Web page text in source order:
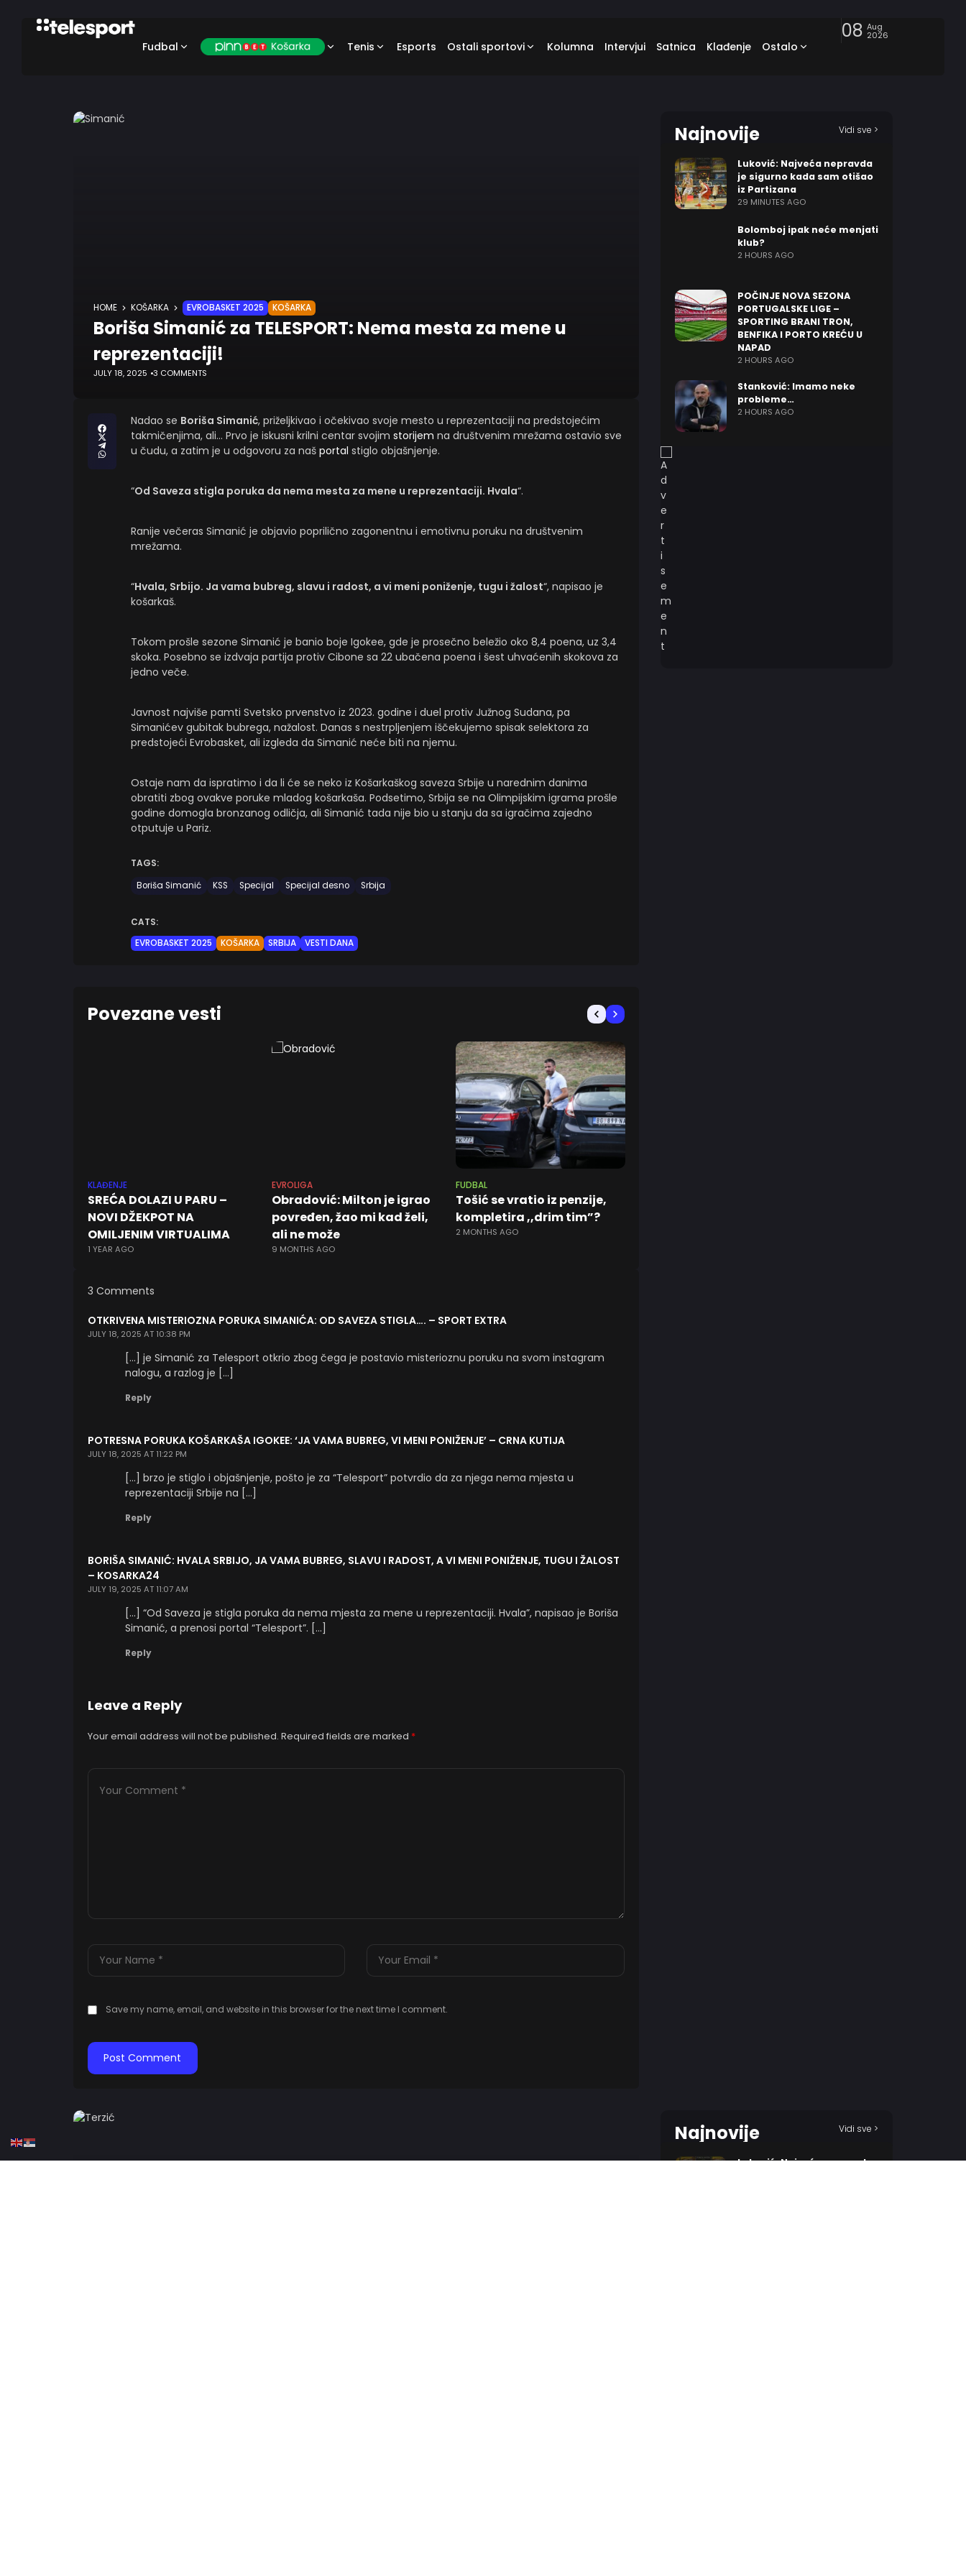
Fudbal Tenis Esports Ostali sportovi Kolumna Intervjui Satnica Klađenje Ostalo
08 Aug
2026
HOME KOŠARKA EVROBASKET 2025 KOŠARKA
Boriša Simanić za TELESPORT: Nema mesta za mene u
reprezentaciji!
JULY 18, 2025 3 COMMENTS
Nadao se Boriša Simanić, priželjkivao i očekivao svoje mesto u reprezentaciji na predstojećim
takmičenjima, ali… Prvo je iskusni krilni centar svojim storijem na društvenim mrežama ostavio sve
u čudu, a zatim je u odgovoru za naš portal stiglo objašnjenje.
“Od Saveza stigla poruka da nema mesta za mene u reprezentaciji. Hvala“.
Ranije večeras Simanić je objavio poprilično zagonentnu i emotivnu poruku na društvenim
mrežama.
“Hvala, Srbijo. Ja vama bubreg, slavu i radost, a vi meni poniženje, tugu i žalost“, napisao je
košarkaš.
Tokom prošle sezone Simanić je banio boje Igokee, gde je prosečno beležio oko 8,4 poena, uz 3,4
skoka. Posebno se izdvaja partija protiv Cibone sa 22 ubačena poena i šest uhvaćenih skokova za
jedno veče.
Javnost najviše pamti Svetsko prvenstvo iz 2023. godine i duel protiv Južnog Sudana, pa
Simanićev gubitak bubrega, nažalost. Danas s nestrpljenjem iščekujemo spisak selektora za
predstojeći Evrobasket, ali izgleda da Simanić neće biti na njemu.
Ostaje nam da ispratimo i da li će se neko iz Košarkaškog saveza Srbije u narednim danima
obratiti zbog ovakve poruke mladog košarkaša. Podsetimo, Srbija se na Olimpijskim igrama prošle
godine domogla bronzanog odličja, ali Simanić tada nije bio u stanju da sa igračima zajedno
otputuje u Pariz.
TAGS:
Boriša Simanić
KSS Specijal Specijal desno Srbija
CATS:
EVROBASKET 2025
KOŠARKA SRBIJA VESTI DANA
Povezane vesti
KLAĐENJE
SREĆA DOLAZI U PARU –
NOVI DŽEKPOT NA
OMILJENIM VIRTUALIMA
1 YEAR AGO
EVROLIGA
Obradović: Milton je igrao
povređen, žao mi kad želi,
ali ne može
9 MONTHS AGO
FUDBAL
Tošić se vratio iz penzije,
kompletira ,,drim tim”?
2 MONTHS AGO
3 Comments
OTKRIVENA MISTERIOZNA PORUKA SIMANIĆA: OD SAVEZA STIGLA…. – SPORT EXTRA
JULY 18, 2025 AT 10:38 PM
[…] je Simanić za Telesport otkrio zbog čega je postavio misterioznu poruku na svom instagram
nalogu, a razlog je […]
Reply
POTRESNA PORUKA KOŠARKAŠA IGOKEE: ‘JA VAMA BUBREG, VI MENI PONIŽENJE’ – CRNA KUTIJA
JULY 18, 2025 AT 11:22 PM
[…] brzo je stiglo i objašnjenje, pošto je za “Telesport” potvrdio da za njega nema mjesta u
reprezentaciji Srbije na […]
Reply
BORIŠA SIMANIĆ: HVALA SRBIJO, JA VAMA BUBREG, SLAVU I RADOST, A VI MENI PONIŽENJE, TUGU I ŽALOST
– KOSARKA24
JULY 19, 2025 AT 11:07 AM
[…] “Od Saveza je stigla poruka da nema mjesta za mene u reprezentaciji. Hvala”, napisao je Boriša
Simanić, a prenosi portal “Telesport”. […]
Reply
Leave a Reply
Your email address will not be published. Required fields are marked *
Save my name, email, and website in this browser for the next time I comment.
Najnovije Vidi sve >
Luković: Najveća nepravda
je sigurno kada sam otišao
iz Partizana
29 MINUTES AGO
Bolomboj ipak neće menjati
klub?
2 HOURS AGO
POČINJE NOVA SEZONA
PORTUGALSKE LIGE –
SPORTING BRANI TRON,
BENFIKA I PORTO KREĆU U
NAPAD
2 HOURS AGO
Stanković: Imamo neke
probleme…
2 HOURS AGO
Najnovije Vidi sve >
Luković: Najveća nepravda